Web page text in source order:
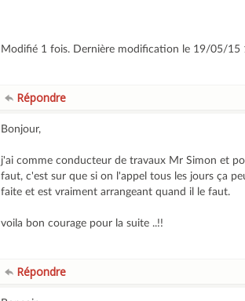
Modifié 1 fois. Dernière modification le 19/05/15
Répondre
Bonjour,
j'ai comme conducteur de travaux Mr Simon et
faut, c'est sur que si on l'appel tous les jours ça
faite et est vraiment arrangeant quand il le faut.
voila bon courage pour la suite ..!!
Répondre